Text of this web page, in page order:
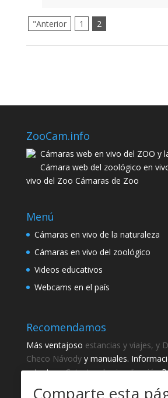
"Anterior 1 2
ZooCam.info
Cámaras web en vivo del ZOO y
Cámara web del zoológico en
vivo del Zoo Cámaras de Zoo
Menú
Cámaras en vivo de la naturaleza
Cámaras en vivo del zoológico
Videos educativos
Webcams en el país
Recomendamos
Más ventajoso estancias y viajes, y
Checo Návodyy manuales.
catastro -Catastro de visualización
Comparte esta